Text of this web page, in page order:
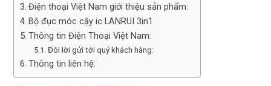
Điện thoại Việt Nam giới thiệu sản phẩm:
Bộ đục móc cậy ic LANRUI 3in1
Thông tin Điện Thoại Việt Nam:
Đôi lời gửi tới quý khách hàng:
Thông tin liên hệ: